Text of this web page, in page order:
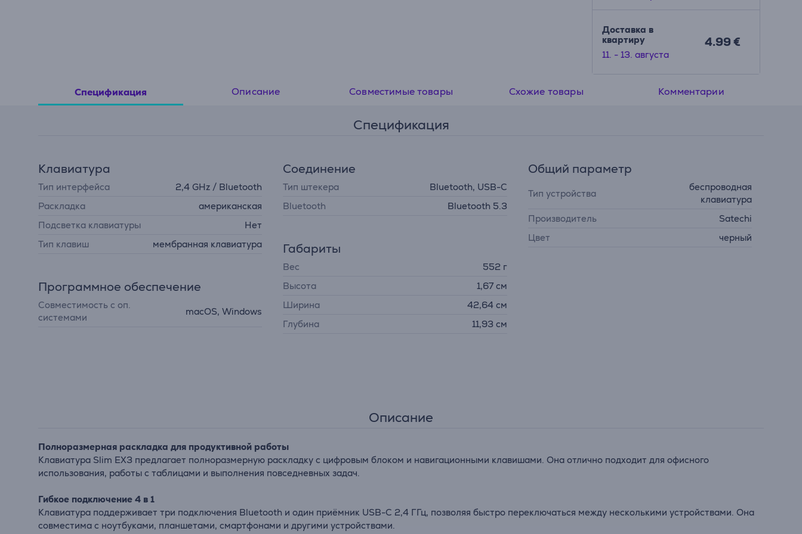
Доставка в
квартиру
11. - 13. августа
4.99 €
Спецификация Описание Совместимые товары Схожие товары Комментарии
Спецификация
Клавиатура
Тип интерфейса
2,4 GHz / Bluetooth
Раскладка
американская
Подсветка клавиатуры
Нет
Тип клавиш
мембранная клавиатура
Программное обеспечение
Совместимость с оп.
системами
macOS, Windows
Соединение
Тип штекера
Bluetooth, USB-C
Bluetooth
Bluetooth 5.3
Габариты
Вес
552 г
Высота
1,67 см
Ширина
42,64 см
Глубина
11,93 см
Общий параметр
Тип устройства
беспроводная
клавиатура
Производитель
Satechi
Цвет
черный
Описание
Полноразмерная раскладка для продуктивной работы
Клавиатура Slim EX3 предлагает полноразмерную раскладку с цифровым блоком и навигационными клавишами. Она отлично подходит для офисного
использования, работы с таблицами и выполнения повседневных задач.
Гибкое подключение 4 в 1
Клавиатура поддерживает три подключения Bluetooth и один приёмник USB-C 2,4 ГГц, позволяя быстро переключаться между несколькими устройствами. Она
совместима с ноутбуками, планшетами, смартфонами и другими устройствами.